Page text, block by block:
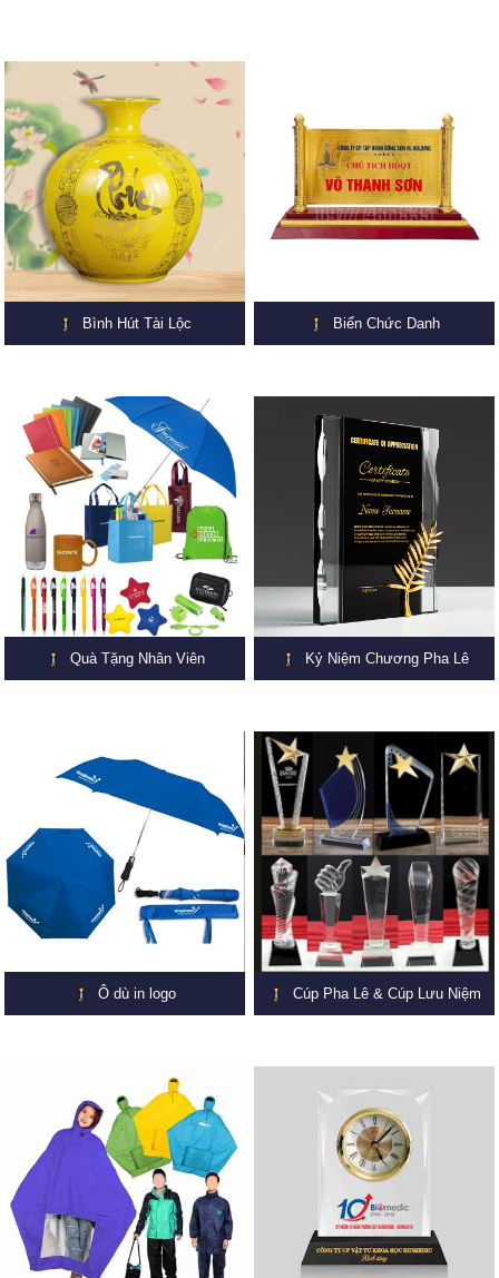
Bình Hút Tài Lộc Biển Chức Danh
Quà Tặng Nhân Viên Kỷ Niệm Chương Pha Lê
Ô dù in logo Cúp Pha Lê & Cúp Lưu Niệm